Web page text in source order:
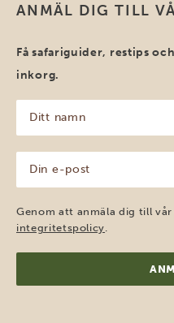
ANMÄL DIG TILL
Få safariguider, restips
inkorg.
namn
(Obligatoriskt)
post
(Obligatoriskt)
Genom att anmäla dig till
integritetspolicy